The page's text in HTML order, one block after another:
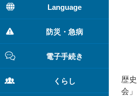
へ
Language
防災・急病
電子手続き
くらし
歴
会